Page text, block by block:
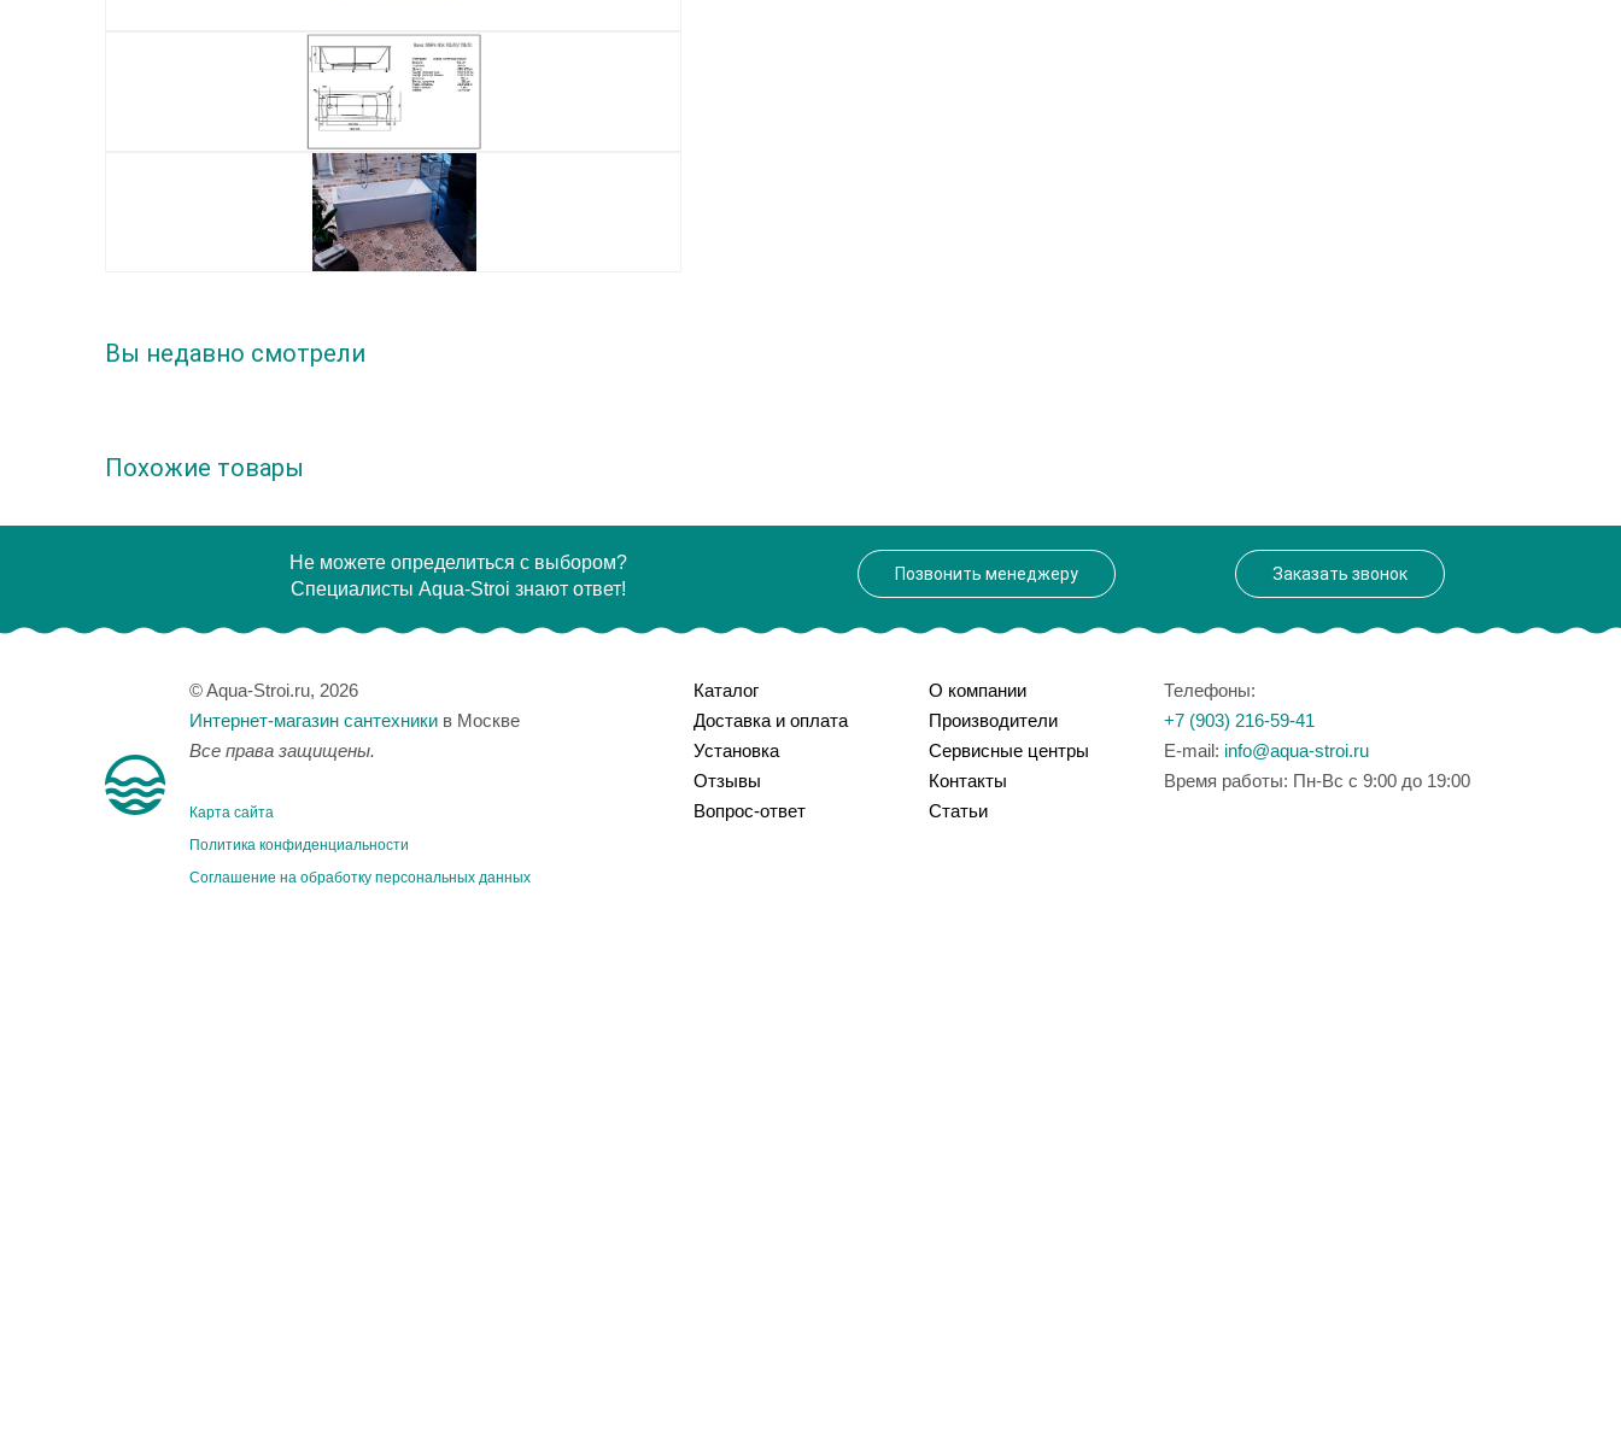
Вы недавно смотрели
Похожие товары
Не можете определиться с выбором?
Специалисты Aqua-Stroi знают ответ!
Позвонить менеджеру Заказать звонок
© Aqua-Stroi.ru, 2026
Интернет-магазин сантехники в Москве
Все права защищены.
Карта сайта
Политика конфиденциальности
Соглашение на обработку персональных данных
Каталог
Доставка и оплата
Установка
Отзывы
Вопрос-ответ
О компании
Производители
Сервисные центры
Контакты
Статьи
Телефоны:
+7 (903) 216-59-41
E-mail: info@aqua-stroi.ru
Время работы: Пн-Вс с 9:00 до 19:00